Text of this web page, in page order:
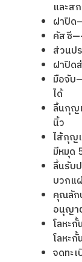
และส
ฝาปิ
คัสซี
ส่วนป
ฝาปิด
มือจับ
ได้
ลิ้นกุ
นิ้ว
ไส้กุญ
มีหมุด
ลิ้นรับ
บวกแ
คุณลัก
อนุญา
โลหะ
โลหะ
จดทะ